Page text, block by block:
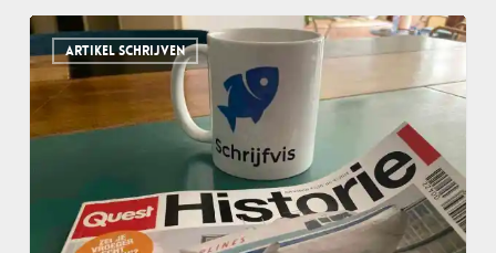
ARTIKEL SCHRIJVEN
Hoe
vind
je
betrouwbare
informatie
artikel?
Mijn